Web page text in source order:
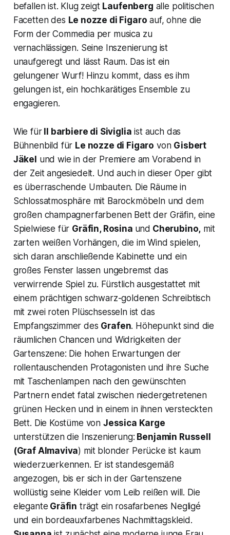
befallen ist. Klug zeigt Laufenberg alle politischen
Facetten des Le nozze di Figaro auf, ohne die
Form derCommedia per musicazu
vernachlässigen. Seine Inszenierung ist
unaufgeregt und lässt Raum. Das ist ein
gelungener Wurf! Hinzu kommt, dass es ihm
gelungen ist, ein hochkarätiges Ensemble zu
engagieren.
Wie fürIl barbiere di Siviglia ist auch das
Bühnenbild für Le nozze di Figaro von Gisbert
Jäkel und wie in der Premiere am Vorabend in
der Zeit angesiedelt. Und auch in dieser Oper gibt
es überraschende Umbauten. Die Räume in
Schlossatmosphäre mit Barockmöbeln und dem
großen champagnerfarbenen Bett derGräfin, eine
Spielwiese für Gräfin, Rosina und Cherubino, mit
zarten weißen Vorhängen, die im Wind spielen,
sich daran anschließende Kabinette und ein
großes Fenster lassen ungebremst das
verwirrende Spiel zu. Fürstlich ausgestattet mit
einem prächtigen schwarz-goldenen Schreibtisch
mit zwei roten Plüschsesseln ist das
Empfangszimmer des Grafen. Höhepunkt sind die
räumlichen Chancen und Widrigkeiten der
Gartenszene: Die hohen Erwartungen der
rollentauschenden Protagonisten und ihre Suche
mit Taschenlampen nach den gewünschten
Partnern endet fatal zwischen niedergetretenen
grünen Hecken und in einem in ihnen versteckten
Bett. Die Kostüme von Jessica Karge
unterstützen die Inszenierung: Benjamin Russell
(Graf Almaviva) mit blonder Perücke ist kaum
wiederzuerkennen. Er ist standesgemäß
angezogen, bis er sich in der Gartenszene
wollüstig seine Kleider vom Leib reißen will. Die
elegante Gräfin trägt ein rosafarbenes Negligé
und ein bordeauxfarbenes Nachmittagskleid.